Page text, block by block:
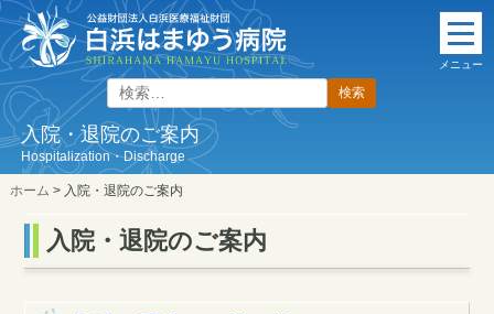
本
文
に
ス
キ
プ
検
索:
メニュー
入院・退院のご案内
Hospitalization・Discharge
ホーム > 入院・退院のご案内
入院・退院のご案内